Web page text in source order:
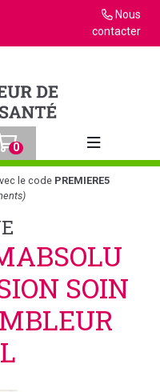
Nous
contacter
0
Afficher la
le code PREMIERE5
SOIN